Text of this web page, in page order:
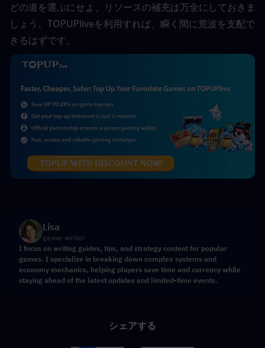
どの道を選ぶにせよ、リソースの補充は万全にしておきま
しょう。TOPUPliveを利用すれば、瞬く間に荒波を支配で
きるはずです。
Lisa
game writer
I focus on writing guides, tips, and strategy content for popular
games. I specialize in breaking down complex systems and
economy mechanics, helping players save time and currency while
staying ahead of the latest updates and limited-time events.
シェアする